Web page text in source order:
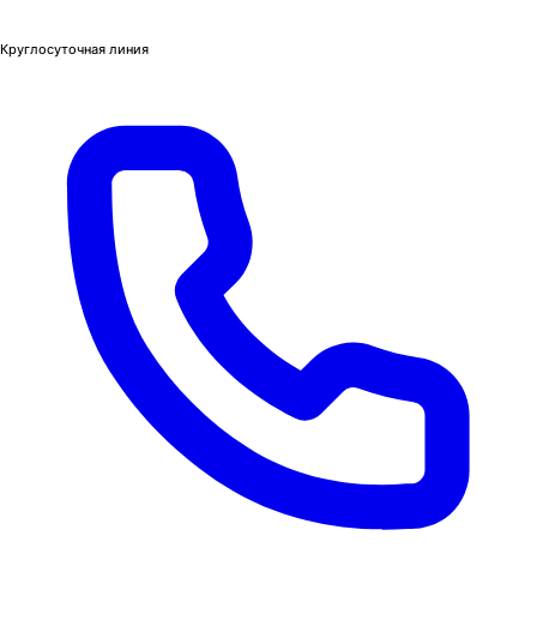
Круглосуточная линия